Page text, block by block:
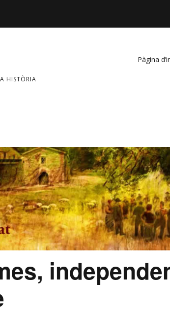
HISTÒRIA
Pàgina